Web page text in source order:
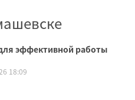
эффективной работы
18:09